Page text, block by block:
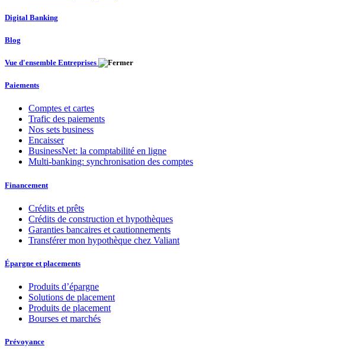
Digital Banking
Blog
Vue d'ensemble Entreprises
Paiements
Comptes et cartes
Trafic des paiements
Nos sets business
Encaisser
BusinessNet: la comptabilité en ligne
Multi-banking: synchronisation des comptes
Financement
Crédits et prêts
Crédits de construction et hypothèques
Garanties bancaires et cautionnements
Transférer mon hypothèque chez Valiant
Épargne et placements
Produits d’épargne
Solutions de placement
Produits de placement
Bourses et marchés
Prévoyance